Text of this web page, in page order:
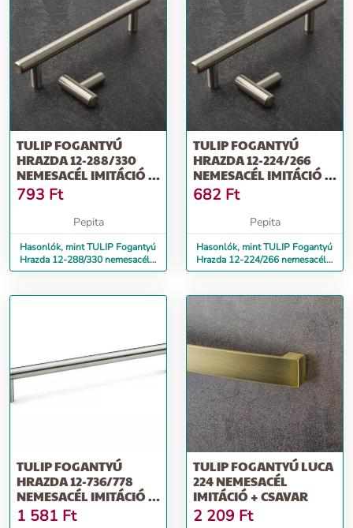
TULIP FOGANTYÚ
HRAZDA 12-288/330
NEMESACÉL IMITÁCIÓ +
CSAVAR
793 Ft
Pepita
Hasonlók, mint TULIP Fogantyú
Hrazda 12-288/330 nemesacél
imitáció + csavar
TULIP FOGANTYÚ
HRAZDA 12-224/266
NEMESACÉL IMITÁCIÓ +
CSAVAR
682 Ft
Pepita
Hasonlók, mint TULIP Fogantyú
Hrazda 12-224/266 nemesacél
imitáció + csavar
TULIP FOGANTYÚ
HRAZDA 12-736/778
NEMESACÉL IMITÁCIÓ +
CSAVAR
1 581 Ft
TULIP FOGANTYÚ LUCA
224 NEMESACÉL
IMITÁCIÓ + CSAVAR
2 209 Ft